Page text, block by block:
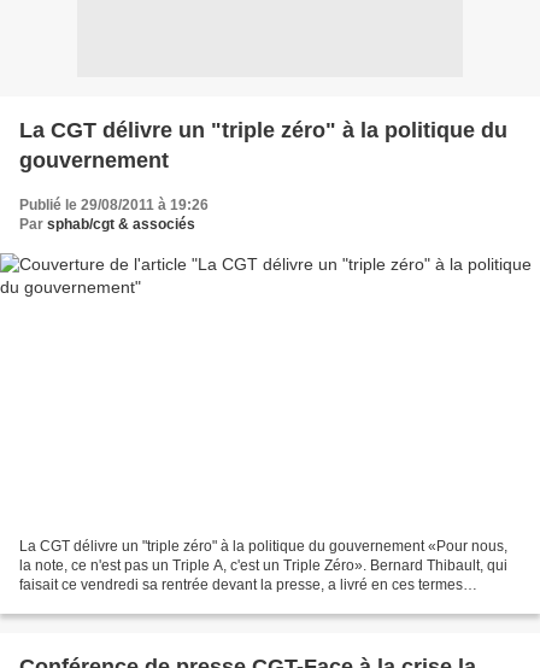
La CGT délivre un "triple zéro" à la politique du
gouvernement
Publié le 29/08/2011 à 19:26
Par sphab/cgt & associés
La CGT délivre un "triple zéro" à la politique du gouvernement «Pour nous,
la note, ce n'est pas un Triple A, c'est un Triple Zéro». Bernard Thibault, qui
faisait ce vendredi sa rentrée devant la presse, a livré en ces termes